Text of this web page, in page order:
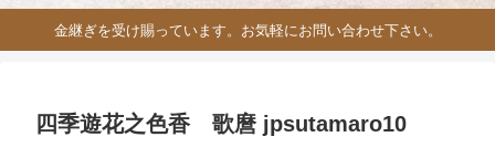
金継ぎを受け賜っています。お気軽にお問い合わせ下さい。
四季遊花之色香 歌麿 jpsutamaro10